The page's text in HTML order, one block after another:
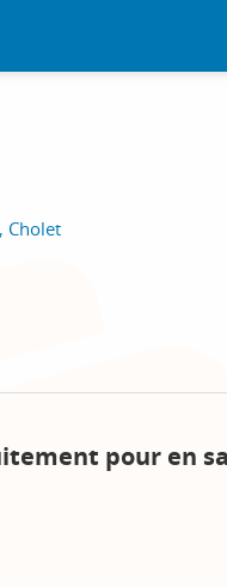
Cholet
pour en